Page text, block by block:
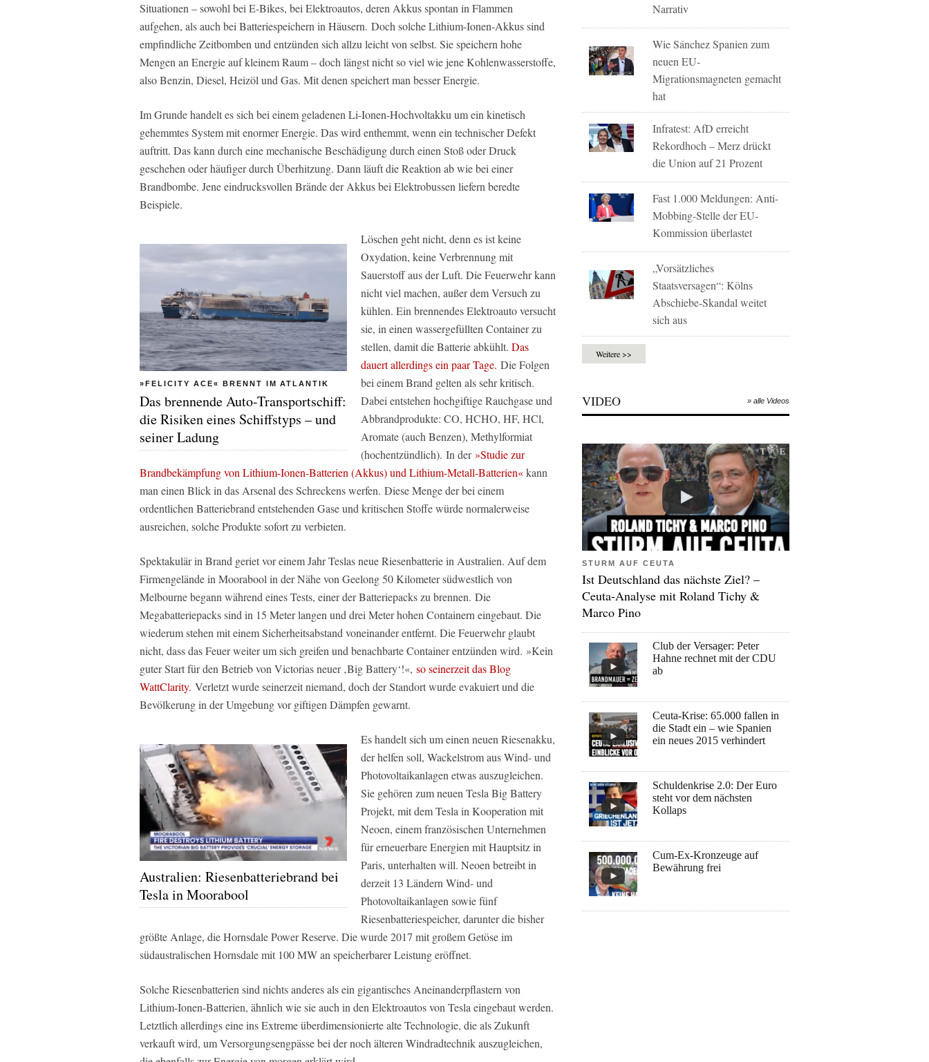
Situationen – sowohl bei E-Bikes, bei Elektroautos, deren Akkus spontan in Flammen
aufgehen, als auch bei Batteriespeichern in Häusern. Doch solche Lithium-Ionen-Akkus sind
empfindliche Zeitbomben und entzünden sich allzu leicht von selbst. Sie speichern hohe
Mengen an Energie auf kleinem Raum – doch längst nicht so viel wie jene Kohlenwasserstoffe,
also Benzin, Diesel, Heizöl und Gas. Mit denen speichert man besser Energie.
Im Grunde handelt es sich bei einem geladenen Li-Ionen-Hochvoltakku um ein kinetisch
gehemmtes System mit enormer Energie. Das wird enthemmt, wenn ein technischer Defekt
auftritt. Das kann durch eine mechanische Beschädigung durch einen Stoß oder Druck
geschehen oder häufiger durch Überhitzung. Dann läuft die Reaktion ab wie bei einer
Brandbombe. Jene eindrucksvollen Brände der Akkus bei Elektrobussen liefern beredte
Beispiele.
»FELICITY ACE« BRENNT IM ATLANTIK
Das brennende Auto-Transportschiff:
die Risiken eines Schiffstyps – und
seiner Ladung
Löschen geht nicht, denn es ist keine
Oxydation, keine Verbrennung mit
Sauerstoff aus der Luft. Die Feuerwehr kann
nicht viel machen, außer dem Versuch zu
kühlen. Ein brennendes Elektroauto versucht
sie, in einen wassergefüllten Container zu
stellen, damit die Batterie abkühlt. Das
dauert allerdings ein paar Tage. Die Folgen
bei einem Brand gelten als sehr kritisch.
Dabei entstehen hochgiftige Rauchgase und
Abbrandprodukte: CO, HCHO, HF, HCl,
Aromate (auch Benzen), Methylformiat
(hochentzündlich). In der»Studie zur
Brandbekämpfung von Lithium-Ionen-Batterien (Akkus) und Lithium-Metall-Batterien«kann
man einen Blick in das Arsenal des Schreckens werfen. Diese Menge der bei einem
ordentlichen Batteriebrand entstehenden Gase und kritischen Stoffe würde normalerweise
ausreichen, solche Produkte sofort zu verbieten.
Spektakulär in Brand geriet vor einem Jahr Teslas neue Riesenbatterie in Australien. Auf dem
Firmengelände in Moorabool in der Nähe von Geelong 50 Kilometer südwestlich von
Melbourne begann während eines Tests, einer der Batteriepacks zu brennen. Die
Megabatteriepacks sind in 15 Meter langen und drei Meter hohen Containern eingebaut. Die
wiederum stehen mit einem Sicherheitsabstand voneinander entfernt. Die Feuerwehr glaubt
nicht, dass das Feuer weiter um sich greifen und benachbarte Container entzünden wird. »Kein
guter Start für den Betrieb von Victorias neuer ‚Big Battery‘!«, so seinerzeit das Blog
WattClarity. Verletzt wurde seinerzeit niemand, doch der Standort wurde evakuiert und die
Bevölkerung in der Umgebung vor giftigen Dämpfen gewarnt.
Australien: Riesenbatteriebrand bei
Tesla in Moorabool
Es handelt sich um einen neuen Riesenakku,
der helfen soll, Wackelstrom aus Wind- und
Photovoltaikanlagen etwas auszugleichen.
Sie gehören zum neuen Tesla Big Battery
Projekt, mit dem Tesla in Kooperation mit
Neoen, einem französischen Unternehmen
für erneuerbare Energien mit Hauptsitz in
Paris, unterhalten will. Neoen betreibt in
derzeit 13 Ländern Wind- und
Photovoltaikanlagen sowie fünf
Riesenbatteriespeicher, darunter die bisher
größte Anlage, die Hornsdale Power Reserve. Die wurde 2017 mit großem Getöse im
südaustralischen Hornsdale mit 100 MW an speicherbarer Leistung eröffnet.
Solche Riesenbatterien sind nichts anderes als ein gigantisches Aneinanderpflastern von
Lithium-Ionen-Batterien, ähnlich wie sie auch in den Elektroautos von Tesla eingebaut werden.
Letztlich allerdings eine ins Extreme überdimensionierte alte Technologie, die als Zukunft
verkauft wird, um Versorgungsengpässe bei der noch älteren Windradtechnik auszugleichen,
Narrativ
Wie Sánchez Spanien zum
neuen EU-
Migrationsmagneten gemacht
hat
Infratest: AfD erreicht
Rekordhoch – Merz drückt
die Union auf 21 Prozent
Fast 1.000 Meldungen: Anti-
Mobbing-Stelle der EU-
Kommission überlastet
„Vorsätzliches
Staatsversagen“: Kölns
Abschiebe-Skandal weitet
sich aus
Weitere >>
VIDEO » alle Videos
STURM AUF CEUTA
Ist Deutschland das nächste Ziel? –
Ceuta-Analyse mit Roland Tichy &
Marco Pino
Club der Versager: Peter
Hahne rechnet mit der CDU
ab
Ceuta-Krise: 65.000 fallen in
die Stadt ein – wie Spanien
ein neues 2015 verhindert
Schuldenkrise 2.0: Der Euro
steht vor dem nächsten
Kollaps
Cum-Ex-Kronzeuge auf
Bewährung frei